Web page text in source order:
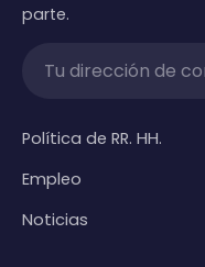
parte.
Política de RR. HH.
Empleo
Noticias